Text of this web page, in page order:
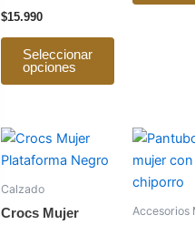
$15.990
Seleccionar
opciones
Calzado
Crocs Mujer
Este
producto
tiene
múltiples
Accesorios